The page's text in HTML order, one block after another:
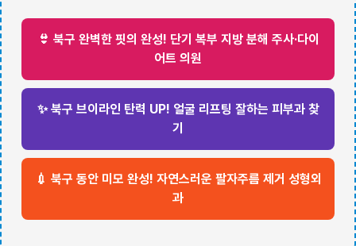
👙 북구 완벽한 핏의 완성! 단기 복부 지방 분해 주사·다이
어트 의원
✨ 북구 브이라인 탄력 UP! 얼굴 리프팅 잘하는 피부과 찾
기
💉 북구 동안 미모 완성! 자연스러운 팔자주름 제거 성형외
과